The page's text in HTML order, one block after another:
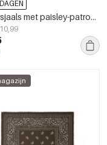
Wintersjaals met paisley-patroon, retro, acryl, dagelijkse accessoires